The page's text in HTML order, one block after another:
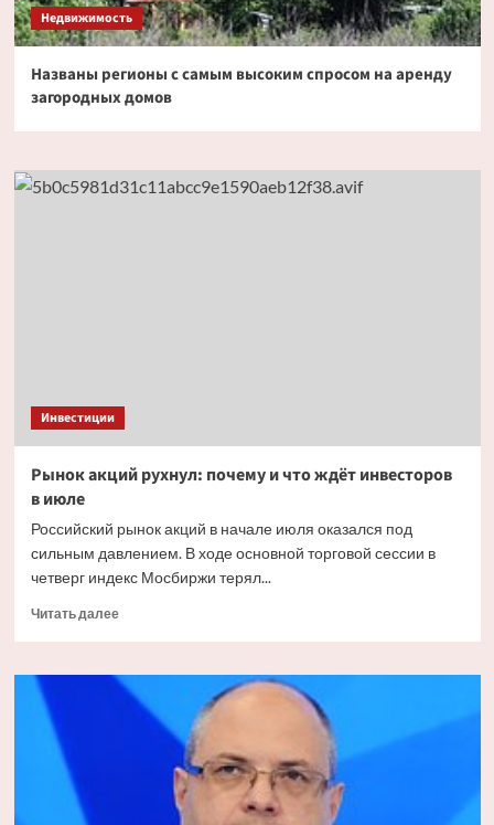
Недвижимость
Названы регионы с самым высоким спросом на аренду
загородных домов
Инвестиции
Рынок акций рухнул: почему и что ждёт инвесторов
в июле
Российский рынок акций в начале июля оказался под
сильным давлением. В ходе основной торговой сессии в
четверг индекс Мосбиржи терял...
Читать далееПрочитать
Рынок
акций
рухнул:
инвесторов